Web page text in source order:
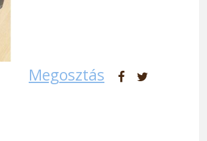
Megosztás